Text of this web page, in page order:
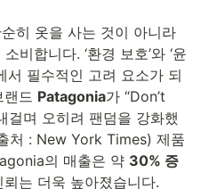
히 옷을 사는 것이 아니라
비합니다. ‘환경 보호’와 ‘윤
서 필수적인 고려 요소가 되
랜드 Patagonia가 “Don’t
걸며 오히려 팬덤을 강화했
처 : New York Times) 제품
의 매출은 약 30% 증
는 더욱 높아졌습니다.